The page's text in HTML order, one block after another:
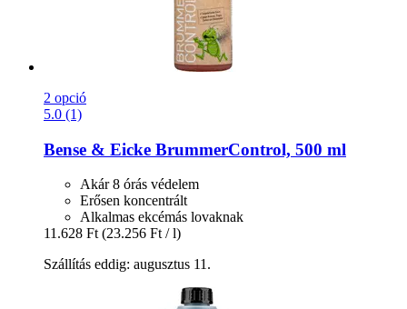
2 opció
5.0 (1)
Bense & Eicke BrummerControl, 500 ml
Akár 8 órás védelem
Erősen koncentrált
Alkalmas ekcémás lovaknak
11.628 Ft (23.256 Ft / l)
Szállítás eddig: augusztus 11.